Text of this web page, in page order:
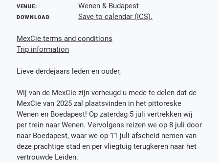
VENUE: Wenen & Budapest
DOWNLOAD Save to calendar (ICS).
MexCie terms and conditions
Trip information
Lieve derdejaars leden en ouder,
Wij van de MexCie zijn verheugd u mede te delen dat de
MexCie van 2025 zal plaatsvinden in het pittoreske
Wenen en Boedapest! Op zaterdag 5 juli vertrekken wij
per trein naar Wenen. Vervolgens reizen we op 8 juli door
naar Boedapest, waar we op 11 juli afscheid nemen van
deze prachtige stad en per vliegtuig terugkeren naar het
vertrouwde Leiden.